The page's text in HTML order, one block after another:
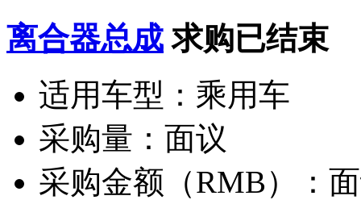
离合器总成 求购已结束
适用车型： 乘用车
采购量： 面议
采购金额（RMB）：